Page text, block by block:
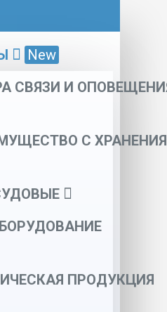
New
СВЯЗИ И
С ХРАНЕНИЯ
ПРОДУКЦИЯ